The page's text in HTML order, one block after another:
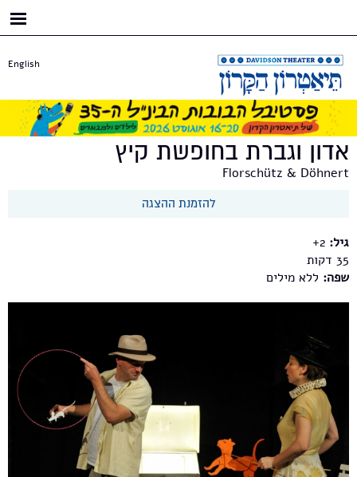
English
אדון וגברת בחופשת קיץ
Florschütz & Döhnert
להזמנת ההצגה
גיל: 2+
35
שפה: ללא מילים